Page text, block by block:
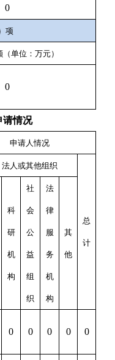
0
项
单位：万元）
0
情况
申请人情况
法人或其他组织
总
计
科
研
机
构
社
会
公
益
组
织
法
律
服
务
机
构
其
他
0 0 0 0 0